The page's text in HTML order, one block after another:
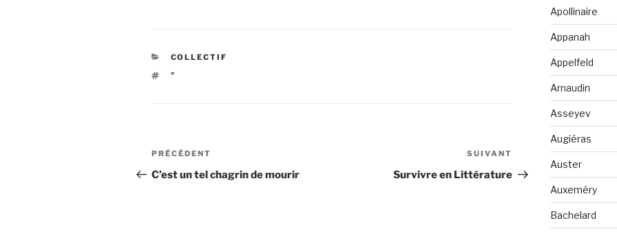
CATÉGORIES
COLLECTIF
ÉTIQUETTES
°
Navigation
de
Article
précédent
PRÉCÉDENT
C’est un tel chagrin de mourir
suivant
SUIVANT
Survivre en Littérature
Apollinaire
Appanah
Appelfeld
Arnaudin
Asseyev
Augiéras
Auster
Auxeméry
Bachelard